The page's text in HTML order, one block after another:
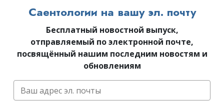
Саентологии на вашу эл. почту
Бесплатный новостной выпуск,
отправляемый по электронной почте,
посвящённый нашим последним новостям и
обновлениям